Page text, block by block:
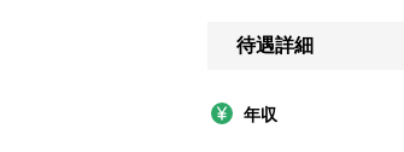
待遇詳細
年収